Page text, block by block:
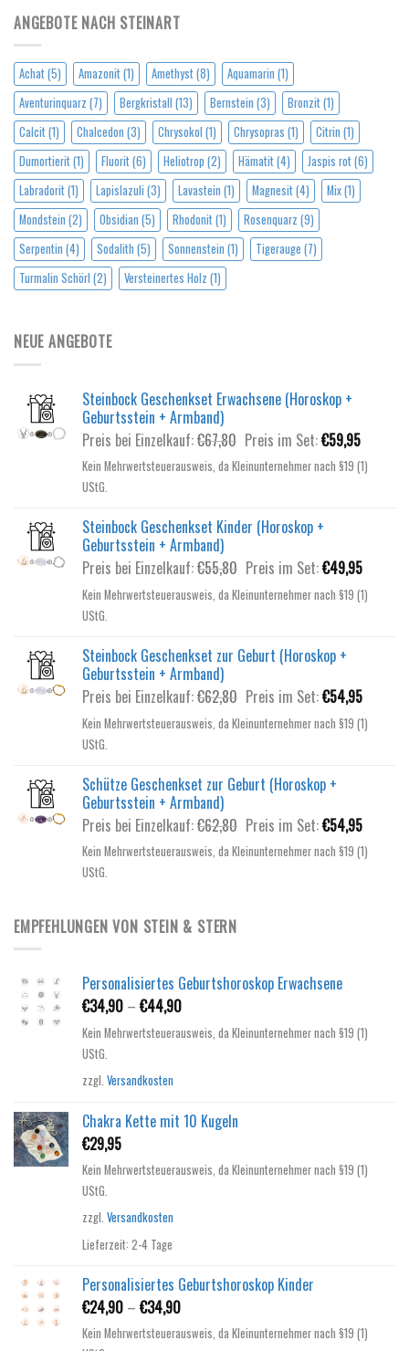
ANGEBOTE NACH STEINART
Achat(5) Amazonit(1) Amethyst(8) Aquamarin (1)
Aventurinquarz (7) Bergkristall (13) Bernstein (3) Bronzit(1)
Calcit(1) Chalcedon (3) Chrysokol (1) Chrysopras (1) Citrin (1)
Dumortierit(1) Fluorit(6) Heliotrop (2) Hämatit(4) Jaspis rot(6)
Labradorit(1) Lapislazuli (3) Lavastein (1) Magnesit(4) Mix(1)
Mondstein (2) Obsidian (5) Rhodonit(1) Rosenquarz (9)
Serpentin (4) Sodalith (5) Sonnenstein (1) Tigerauge (7)
Turmalin Schörl (2) Versteinertes Holz (1)
NEUE ANGEBOTE
Steinbock Geschenkset Erwachsene (Horoskop +
Geburtsstein + Armband)
Preis bei Einzelkauf:€67,80 Ursprünglicher
Preis
war:
Preis im Set:€59,95
Preis
ist:
Kein Mehrwertsteuerausweis, da Kleinunternehmer nach §19 (1)
UStG.
Steinbock Geschenkset Kinder (Horoskop +
Geburtsstein + Armband)
Preis bei Einzelkauf:€55,80 Ursprünglicher
Preis
war:
Preis im Set:€49,95
Preis
ist:
Kein Mehrwertsteuerausweis, da Kleinunternehmer nach §19 (1)
UStG.
Steinbock Geschenkset zur Geburt (Horoskop +
Geburtsstein + Armband)
Preis bei Einzelkauf:€62,80 Ursprünglicher
Preis
war:
Preis im Set:€54,95
Preis
ist:
Kein Mehrwertsteuerausweis, da Kleinunternehmer nach §19 (1)
UStG.
Schütze Geschenkset zur Geburt (Horoskop +
Geburtsstein + Armband)
Preis bei Einzelkauf:€62,80 Ursprünglicher
Preis
war:
Preis im Set:€54,95
Preis
ist:
Kein Mehrwertsteuerausweis, da Kleinunternehmer nach §19 (1)
UStG.
EMPFEHLUNGEN VON STEIN & STERN
Personalisiertes Geburtshoroskop Erwachsene
€34,90 – €44,90
Kein Mehrwertsteuerausweis, da Kleinunternehmer nach §19 (1)
UStG.
zzgl. Versandkosten
Chakra Kette mit 10 Kugeln
€29,95
Kein Mehrwertsteuerausweis, da Kleinunternehmer nach §19 (1)
UStG.
zzgl. Versandkosten
Lieferzeit: 2-4 Tage
Personalisiertes Geburtshoroskop Kinder
€24,90 – €34,90
Kein Mehrwertsteuerausweis, da Kleinunternehmer nach §19 (1)